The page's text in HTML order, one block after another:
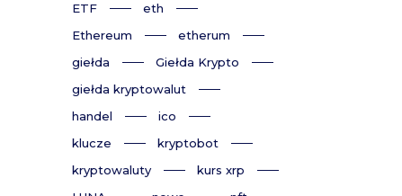
ETF
eth
Ethereum
etherum
giełda
Giełda Krypto
giełda kryptowalut
handel
ico
klucze
kryptobot
kryptowaluty
kurs xrp